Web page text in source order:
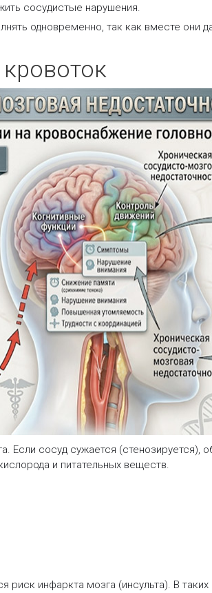
сосудистые нарушения.
одновременно, так как вместе они
Если сосуд сужается (стенозируется),
и питательных веществ.
инфаркта мозга (инсульта). В таких